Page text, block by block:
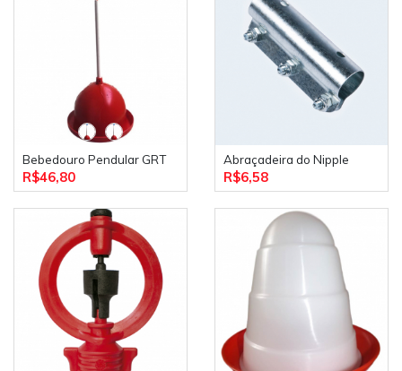
Bebedouro Pendular GRT
R$46,80
Abraçadeira do Nipple
R$6,58